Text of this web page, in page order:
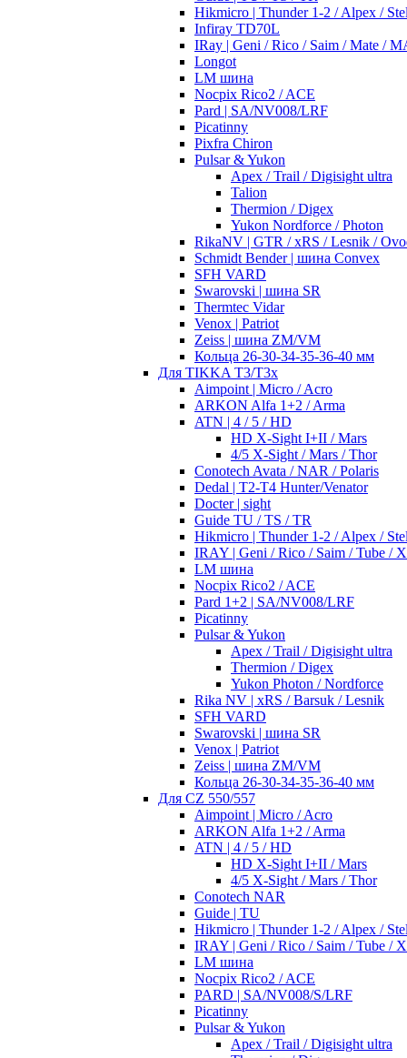
Hikmicro | Thunder 1-2 / Alpex /
Infiray TD70L
IRay | Geni / Rico / Saim / Mate /
Longot
LM шина
Nocpix Rico2 / ACE
Pard | SA/NV008/LRF
Picatinny
Pixfra Chiron
Pulsar & Yukon
Apex / Trail / Digisight ultra
Talion
Thermion / Digex
Yukon Nordforce / Photon
RikaNV | GTR / xRS / Lesnik /
Schmidt Bender | шина Convex
SFH VARD
Swarovski | шина SR
Thermtec Vidar
Venox | Patriot
Zeiss | шина ZM/VM
Кольца 26-30-34-35-36-40 мм
Для TIKKA T3/T3x
Aimpoint | Micro / Acro
ARKON Alfa 1+2 / Arma
ATN | 4 / 5 / HD
HD X-Sight I+II / Mars
4/5 X-Sight / Mars / Thor
Conotech Avata / NAR / Polaris
Dedal | T2-T4 Hunter/Venator
Docter | sight
Guide TU / TS / TR
Hikmicro | Thunder 1-2 / Alpex /
IRAY | Geni / Rico / Saim / Tube /
LM шина
Nocpix Rico2 / ACE
Pard 1+2 | SA/NV008/LRF
Picatinny
Pulsar & Yukon
Apex / Trail / Digisight ultra
Thermion / Digex
Yukon Photon / Nordforce
Rika NV | xRS / Barsuk / Lesnik
SFH VARD
Swarovski | шина SR
Venox | Patriot
Zeiss | шина ZM/VM
Кольца 26-30-34-35-36-40 мм
Для CZ 550/557
Aimpoint | Micro / Acro
ARKON Alfa 1+2 / Arma
ATN | 4 / 5 / HD
HD X-Sight I+II / Mars
4/5 X-Sight / Mars / Thor
Conotech NAR
Guide | TU
Hikmicro | Thunder 1-2 / Alpex /
IRAY | Geni / Rico / Saim / Tube /
LM шина
Nocpix Rico2 / ACE
PARD | SA/NV008/S/LRF
Picatinny
Pulsar & Yukon
Apex / Trail / Digisight ultra